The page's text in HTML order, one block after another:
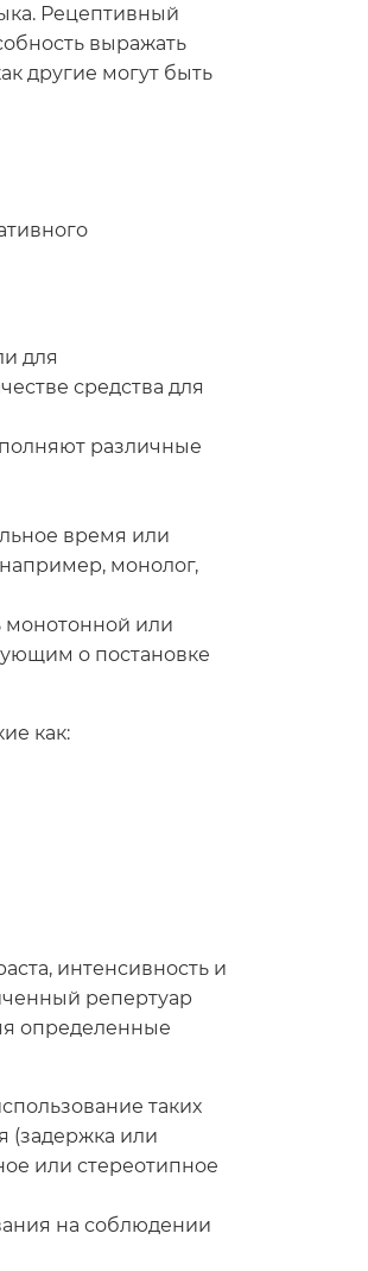
Рецептивный
выражать
другие могут быть
для
средства для
различные
время или
монолог,
монотонной или
о постановке
как:
интенсивность и
репертуар
определенные
таких
(задержка или
или стереотипное
на соблюдении